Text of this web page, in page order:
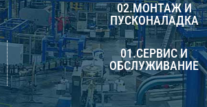
02.МОНТАЖ И
ПУСКОНАЛАДКА
01.СЕРВИС И
ОБСЛУЖИВАНИЕ